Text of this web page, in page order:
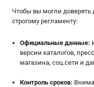
Чтобы вы могли
строгому регламенту:
Официальные данные:
версии каталогов,
магазина, соц.сети и
Контроль сроков: